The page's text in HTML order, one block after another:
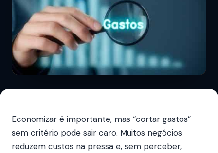
Economizar é importante, mas “cortar gastos”
sem critério pode sair caro. Muitos negócios
reduzem custos na pressa e, sem perceber,